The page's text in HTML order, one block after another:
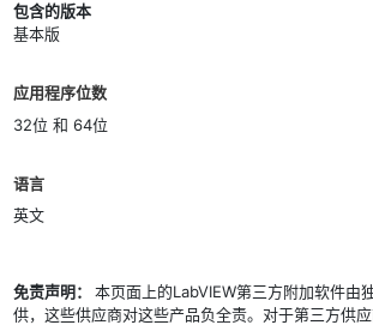
包含的版本
基本版
应用程序位数
32位 和 64位
语言
英文
免责声明：本页面上的LabVIEW第三方附加软件由
供，这些供应商对这些产品负全责。对于第三方供应